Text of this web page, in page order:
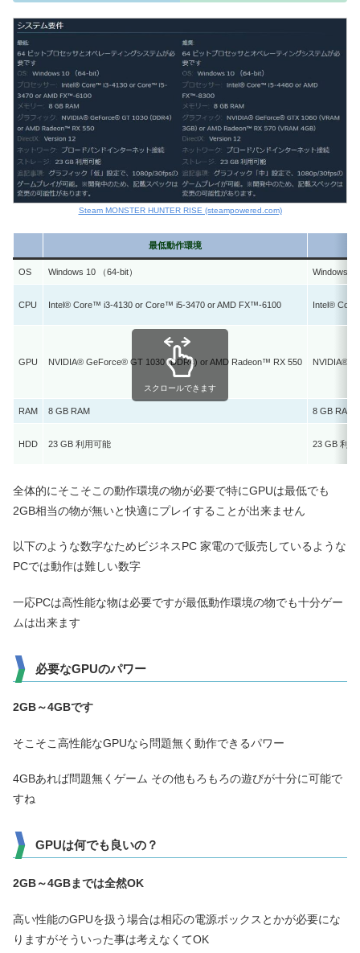
Steam MONSTER HUNTER RISE (steampowered.com)
最低動作環境
OS Windows 10 （64-bit） Windows
CPU Intel® Core™ i3-4130 or Core™ i5-3470 or AMD FX™-6100 Intel®
GPU NVIDIA® GeForce® GT 1030 (DDR4) or AMD Radeon™ RX 550 NVIDIA®
RAM 8 GB RAM 8 GB RAM
HDD 23 GB 利用可能 23 GB 利用
スクロールできます
全体的にそこそこの動作環境の物が必要で特にGPUは最低でも
2GB相当の物が無いと快適にプレイすることが出来ません
以下のような数字なためビジネスPC 家電ので販売しているような
PCでは動作は難しい数字
一応PCは高性能な物は必要ですが最低動作環境の物でも十分ゲー
ムは出来ます
必要なGPUのパワー
2GB～4GBです
そこそこ高性能なGPUなら問題無く動作できるパワー
4GBあれば問題無くゲーム その他もろもろの遊びが十分に可能で
すね
GPUは何でも良いの？
2GB～4GBまでは全然OK
高い性能のGPUを扱う場合は相応の電源ボックスとかが必要にな
りますがそういった事は考えなくてOK